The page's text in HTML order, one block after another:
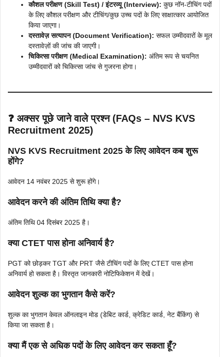
कौशल परीक्षण (Skill Test) / इंटरव्यू (Interview): कुछ नॉन-टीचिंग पदों
के लिए कौशल परीक्षण और टीचिंग/कुछ उच्च पदों के लिए साक्षात्कार आयोजित
किया जाएगा।
दस्तावेज़ सत्यापन (Document Verification): सफल उम्मीदवारों के मूल
दस्तावेज़ों की जांच की जाएगी।
चिकित्सा परीक्षण (Medical Examination): अंतिम रूप से चयनित
उम्मीदवारों को चिकित्सा जांच से गुजरना होगा।
❓ अक्सर पूछे जाने वाले प्रश्न (FAQs – NVS KVS
Recruitment 2025)
NVS KVS Recruitment 2025 के लिए आवेदन कब शुरू
होंगे?
आवेदन 14 नवंबर 2025 से शुरू होंगे।
आवेदन करने की अंतिम तिथि क्या है?
अंतिम तिथि 04 दिसंबर 2025 है।
क्या CTET पास होना अनिवार्य है?
PGT को छोड़कर TGT और PRT जैसे टीचिंग पदों के लिए CTET पास होना
अनिवार्य हो सकता है। विस्तृत जानकारी नोटिफिकेशन में देखें।
आवेदन शुल्क का भुगतान कैसे करें?
शुल्क का भुगतान केवल ऑनलाइन मोड (डेबिट कार्ड, क्रेडिट कार्ड, नेट बैंकिंग) से
किया जा सकता है।
क्या मैं एक से अधिक पदों के लिए आवेदन कर सकता हूँ?